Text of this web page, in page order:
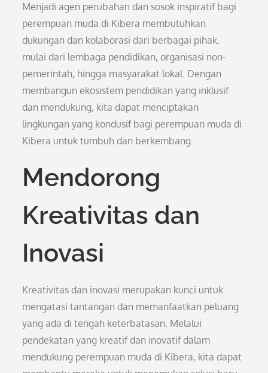
Menjadi agen perubahan dan sosok inspiratif bagi
perempuan muda di Kibera membutuhkan
dukungan dan kolaborasi dari berbagai pihak,
mulai dari lembaga pendidikan, organisasi non-
pemerintah, hingga masyarakat lokal. Dengan
membangun ekosistem pendidikan yang inklusif
dan mendukung, kita dapat menciptakan
lingkungan yang kondusif bagi perempuan muda di
Kibera untuk tumbuh dan berkembang.
Mendorong
Kreativitas dan
Inovasi
Kreativitas dan inovasi merupakan kunci untuk
mengatasi tantangan dan memanfaatkan peluang
yang ada di tengah keterbatasan. Melalui
pendekatan yang kreatif dan inovatif dalam
mendukung perempuan muda di Kibera, kita dapat